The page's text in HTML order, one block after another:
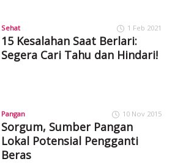
Sehat 1 Feb 2021
15 Kesalahan Saat Berlari:
Segera Cari Tahu dan Hindari!
Pangan 10 Nov 2015
Sorgum, Sumber Pangan
Lokal Potensial Pengganti
Beras